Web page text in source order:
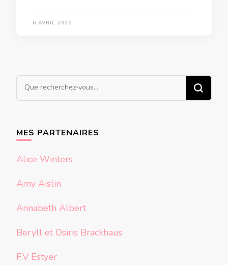
6 AVRIL 2020
Vous
recherchiez
MES PARTENAIRES
Alice Winters
Amy Aislin
Annabeth Albert
Beryll et Osiris Brackhaus
F.V Estyer